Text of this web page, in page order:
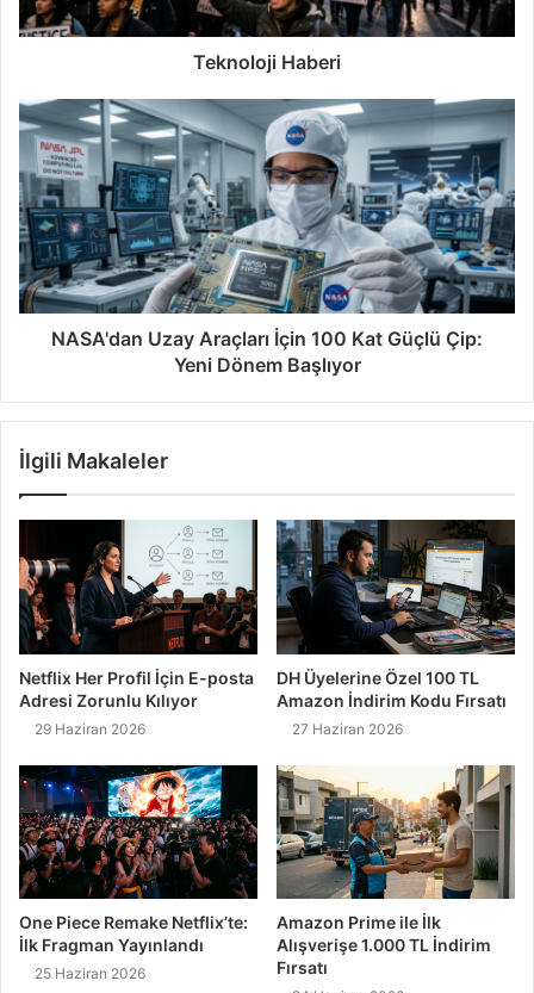
Teknoloji Haberi
NASA'dan Uzay Araçları İçin 100 Kat Güçlü Çip:
Yeni Dönem Başlıyor
İlgili Makaleler
Netflix Her Profil İçin E-posta
Adresi Zorunlu Kılıyor
29 Haziran 2026
DH Üyelerine Özel 100 TL
Amazon İndirim Kodu Fırsatı
27 Haziran 2026
One Piece Remake Netflix’te:
İlk Fragman Yayınlandı
25 Haziran 2026
Amazon Prime ile İlk
Alışverişe 1.000 TL İndirim
Fırsatı